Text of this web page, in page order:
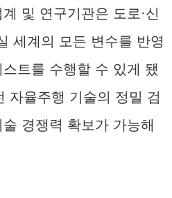
및 연구기관은 도로·신
세계의 모든 변수를 반영
트를 수행할 수 있게 됐
자율주행 기술의 정밀 검
경쟁력 확보가 가능해